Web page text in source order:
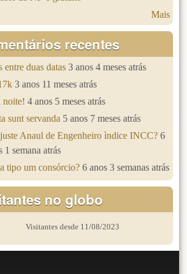
Mais
recentes
entre duas datas 3 anos 4 meses atrás
3 anos 11 meses atrás
noite! 4 anos 5 meses atrás
sunt servanda 5 anos 7 meses atrás
Anaul de Engenheiro ìndice INCC? 6
1 semana atrás
tipo um consórcio? 6 anos 3 semanas atrás
no globo
Visitantes desde 11/08/2023